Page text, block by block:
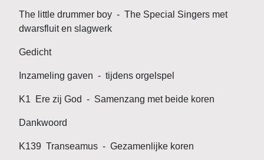
The little drummer boy - The Special Singers met
dwarsfluit en slagwerk
Gedicht
Inzameling gaven - tijdens orgelspel
K1 Ere zij God - Samenzang met beide koren
Dankwoord
K139 Transeamus - Gezamenlijke koren